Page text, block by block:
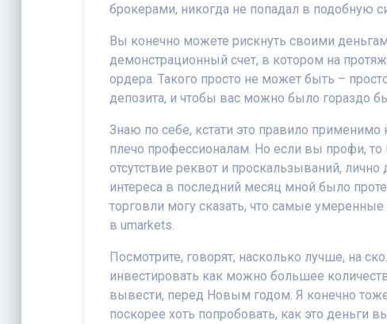
брокерами, никогда не попадал в подобную
Вы конечно можете рискнуть своими
демонстрационный счет, в котором на
ордера. Такого просто не может быть –
депозита, и чтобы вас можно было гораздо
Знаю по себе, кстати это правило
плечо профессионалам. Но если вы профи,
отсутствие реквот и проскальзываний,
интереса в последний месяц мной было
торговли могу сказать, что самые
в umarkets.
Посмотрите, говорят, насколько лучше, на
инвестировать как можно большее
вывести, перед Новым годом. Я конечно тоже
поскорее хоть попробовать, как это деньги